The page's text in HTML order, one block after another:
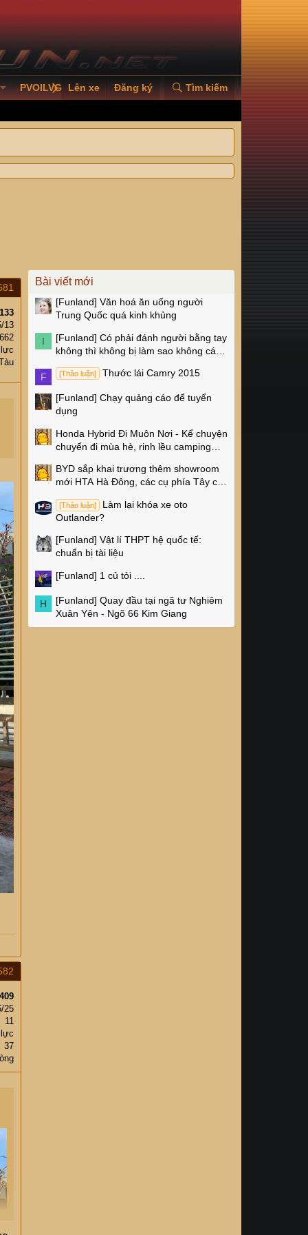
PVOILVGC2026
Lên xe Đăng ký Tìm kiếm
13
25
11
37
Bài viết mới
[Funland] Văn hoá ăn uống người
Trung Quốc quá kinh khủng
I [Funland] Có phải đánh người bằng tay
không thì không bị làm sao không các
F
[Thảo luận] Thước lái Camry 2015
[Funland] Chạy quảng cáo để tuyển
dụng
Honda Hybrid Đi Muôn Nơi - Kể chuyện
chuyến đi mùa hè, rinh lều camping
BYD sắp khai trương thêm showroom
mới HTA Hà Đông, các cụ phía Tây có
[Thảo luận]
Làm lại khóa xe oto
Outlander?
[Funland] Vật lí THPT hệ quốc tế:
chuẩn bị tài liệu
[Funland] 1 củ tỏi ....
H [Funland] Quay đầu tại ngã tư Nghiêm
Xuân Yên - Ngõ 66 Kim Giang